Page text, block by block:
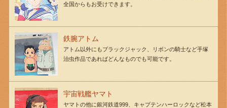
全国からもお受けできます。
鉄腕アトム
アトム以外にもブラックジャック、リボンの騎士など手塚
治虫作品であればどんなものでも可能です。
宇宙戦艦ヤマト
ヤマトの他に銀河鉄道999、キャプテンハーロックなど松本